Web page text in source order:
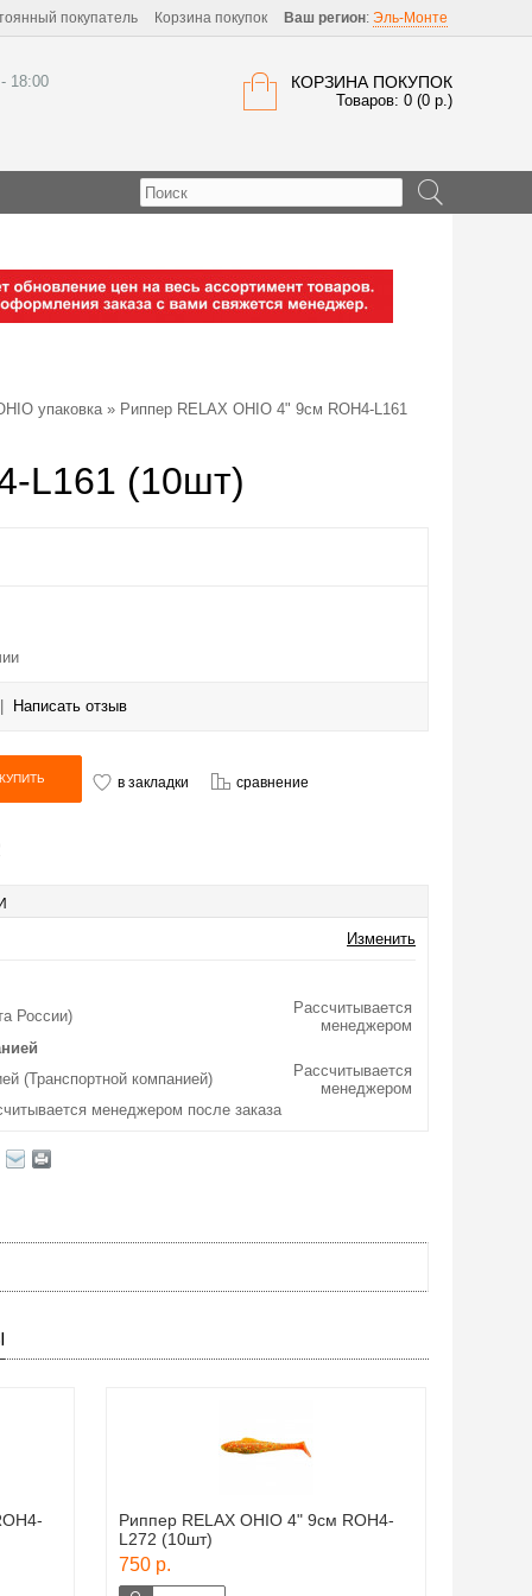
покупатель Корзина покупок Ваш регион: Эль-Монте
КОРЗИНА ПОКУПОК
Товаров: 0 (0 р.)
18:00
упаковка» Риппер RELAX OHIO 4" 9см ROH4-L161
L161 (10шт)
Написать отзыв
в закладки сравнение
Изменить
России)
Рассчитывается
менеджером
(Транспортной компанией)
Рассчитывается
менеджером
менеджером после заказа
Риппер RELAX OHIO 4" 9см ROH4-
L272 (10шт)
750 р.